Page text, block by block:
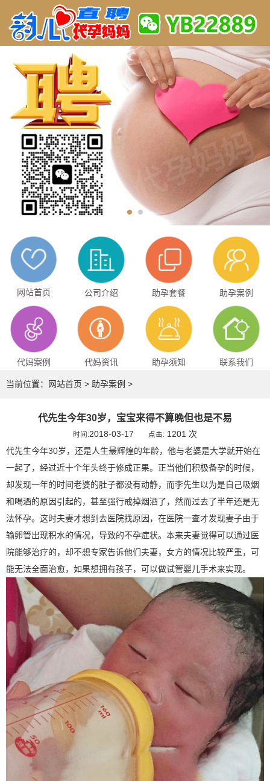
网站首页 公司介绍 助孕套餐 助孕案例
代妈案例 代妈资讯 助孕须知 联系我们
当前位置： 网站首页 > 助孕案例 >
代先生今年30岁，宝宝来得不算晚但也是不易
时间:2018-03-17 点击: 1201 次
代先生今年30岁，还是人生最辉煌的年龄，他与老婆是大学就开始在
一起了，经过近十个年头终于修成正果。正当他们积极备孕的时候，
却发现一年的时间老婆的肚子都没有动静，而李先生以为是自己吸烟
和喝酒的原因引起的，甚至强行戒掉烟酒了，然而过去了半年还是无
法怀孕。这时夫妻才想到去医院找原因，在医院一查才发现妻子由于
输卵管出现积水的情况，导致的不孕症状。本来夫妻觉得可以通过医
院能够治疗的，却不想专家告诉他们夫妻，女方的情况比较严重，可
能无法全面治愈，如果想拥有孩子，可以做试管婴儿手术来实现。